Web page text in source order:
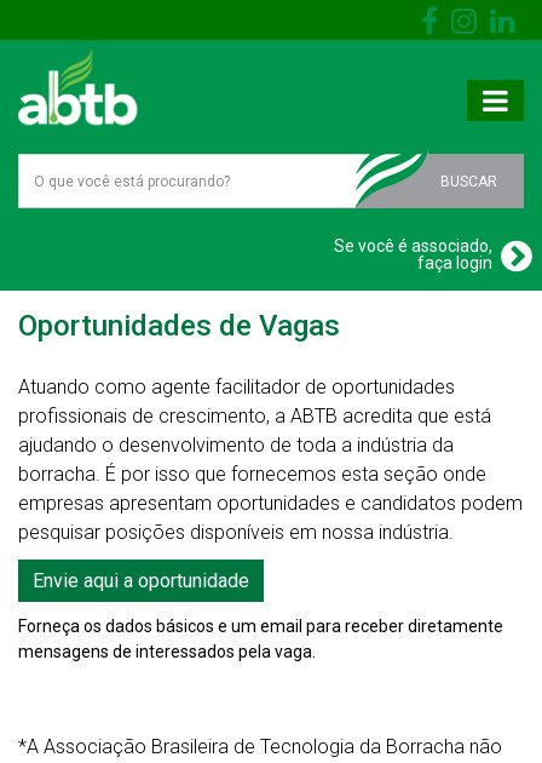
BUSCAR
Se você é associado,
faça login
Oportunidades de Vagas
Atuando como agente facilitador de oportunidades
profissionais de crescimento, a ABTB acredita que está
ajudando o desenvolvimento de toda a indústria da
borracha. É por isso que fornecemos esta seção onde
empresas apresentam oportunidades e candidatos podem
pesquisar posições disponíveis em nossa indústria.
Envie aqui a oportunidade
Forneça os dados básicos e um email para receber diretamente
mensagens de interessados pela vaga.
*A Associação Brasileira de Tecnologia da Borracha não